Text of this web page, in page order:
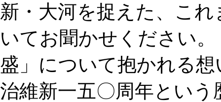
新・大河を捉えた、こ
いてお聞かせください
盛」について抱かれる
治維新一五〇周年とい